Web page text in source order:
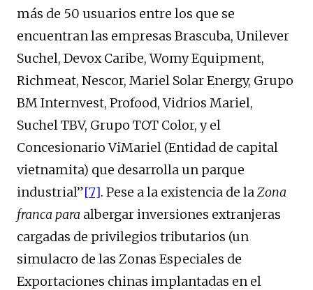
más de 50 usuarios entre los que se
encuentran las empresas Brascuba, Unilever
Suchel, Devox Caribe, Womy Equipment,
Richmeat, Nescor, Mariel Solar Energy, Grupo
BM Internvest, Profood, Vidrios Mariel,
Suchel TBV, Grupo TOT Color, y el
Concesionario ViMariel (Entidad de capital
vietnamita) que desarrolla un parque
industrial”[7]. Pese a la existencia de laZona
franca para albergar inversiones extranjeras
cargadas de privilegios tributarios (un
simulacro de las Zonas Especiales de
Exportaciones chinas implantadas en el